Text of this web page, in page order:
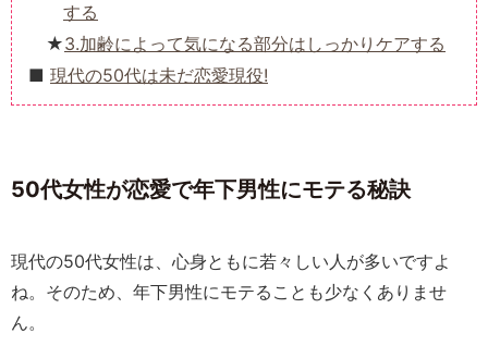
する
3.加齢によって気になる部分はしっかりケアする
現代の50代は未だ恋愛現役!
50代女性が恋愛で年下男性にモテる秘訣
現代の50代女性は、心身ともに若々しい人が多いですよ
ね。そのため、年下男性にモテることも少なくありませ
ん。